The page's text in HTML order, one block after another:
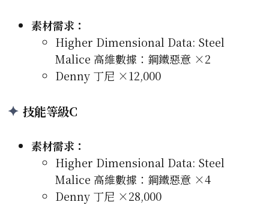
素材需求：
Higher Dimensional Data: Steel
Malice 高維數據：鋼鐵惡意 ×2
Denny 丁尼 ×12,000
技能等級C
素材需求：
Higher Dimensional Data: Steel
Malice 高維數據：鋼鐵惡意 ×4
Denny 丁尼 ×28,000